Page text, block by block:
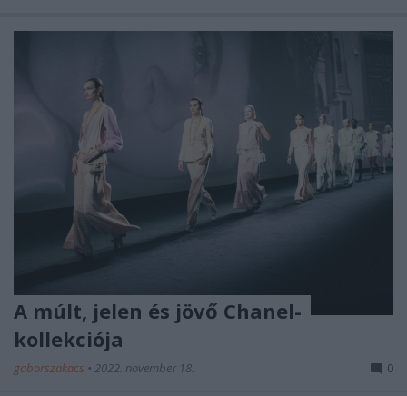
A múlt, jelen és jövő Chanel-
kollekciója
gaborszakacs • 2022. november 18. 0